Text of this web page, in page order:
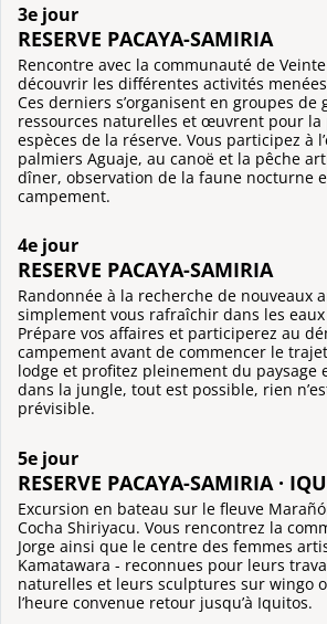
3e jour
RESERVE PACAYA-SAMIRIA
Rencontre avec la communauté de
découvrir les différentes activités
Ces derniers s’organisent en groupes de
ressources naturelles et œuvrent pour la
espèces de la réserve. Vous participez à
palmiers Aguaje, au canoë et la pêche
dîner, observation de la faune nocturne
campement.
4e jour
RESERVE PACAYA-SAMIRIA
Randonnée à la recherche de nouveaux
simplement vous rafraîchir dans les eaux
Prépare vos affaires et participerez au
campement avant de commencer le
lodge et profitez pleinement du paysage
dans la jungle, tout est possible, rien
prévisible.
5e jour
RESERVE PACAYA-SAMIRIA ·
Excursion en bateau sur le fleuve
Cocha Shiriyacu. Vous rencontrez la
Jorge ainsi que le centre des femmes
Kamatawara - reconnues pour leurs
naturelles et leurs sculptures sur wingo
l’heure convenue retour jusqu’à Iquitos.